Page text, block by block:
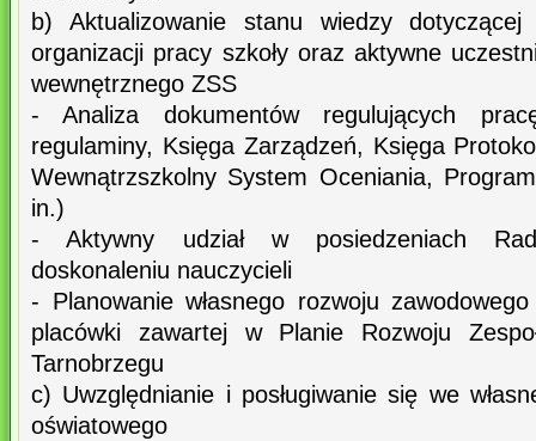
b) Aktualizowanie stanu wiedzy
organizacji pracy szkoły oraz aktywne
wewnętrznego ZSS
- Analiza dokumentów regulujących
regulaminy, Księga Zarządzeń, Księga
Wewnątrzszkolny System Oceniania,
in.)
- Aktywny udział w posiedzeniach
doskonaleniu nauczycieli
- Planowanie własnego rozwoju
placówki zawartej w Planie Rozwoju
Tarnobrzegu
c) Uwzględnianie i posługiwanie się we
oświatowego